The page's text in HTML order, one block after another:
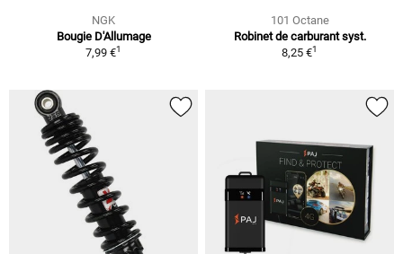
NGK
Bougie D'Allumage
7,99 €1
101 Octane
Robinet de carburant syst.
8,25 €1